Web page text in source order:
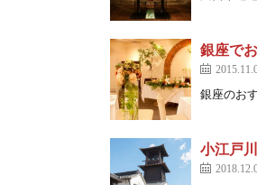
銀座で
銀座のお
小江戸